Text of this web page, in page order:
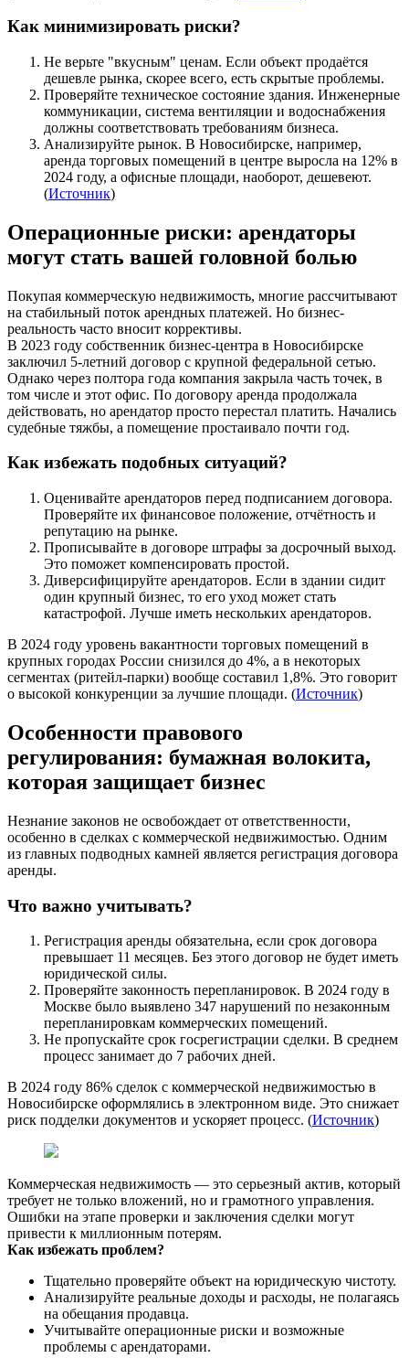
Как минимизировать риски?
Не верьте "вкусным" ценам. Если объект продаётся
дешевле рынка, скорее всего, есть скрытые проблемы.
Проверяйте техническое состояние здания. Инженерные
коммуникации, система вентиляции и водоснабжения
должны соответствовать требованиям бизнеса.
Анализируйте рынок. В Новосибирске, например,
аренда торговых помещений в центре выросла на 12% в
2024 году, а офисные площади, наоборот, дешевеют.
(Источник)
Операционные риски: арендаторы
могут стать вашей головной болью
Покупая коммерческую недвижимость, многие рассчитывают
на стабильный поток арендных платежей. Но бизнес-
реальность часто вносит коррективы.
В 2023 году собственник бизнес-центра в Новосибирске
заключил 5-летний договор с крупной федеральной сетью.
Однако через полтора года компания закрыла часть точек, в
том числе и этот офис. По договору аренда продолжала
действовать, но арендатор просто перестал платить. Начались
судебные тяжбы, а помещение простаивало почти год.
Как избежать подобных ситуаций?
Оценивайте арендаторов перед подписанием договора.
Проверяйте их финансовое положение, отчётность и
репутацию на рынке.
Прописывайте в договоре штрафы за досрочный выход.
Это поможет компенсировать простой.
Диверсифицируйте арендаторов. Если в здании сидит
один крупный бизнес, то его уход может стать
катастрофой. Лучше иметь нескольких арендаторов.
В 2024 году уровень вакантности торговых помещений в
крупных городах России снизился до 4%, а в некоторых
сегментах (ритейл-парки) вообще составил 1,8%. Это говорит
о высокой конкуренции за лучшие площади. (Источник)
Особенности правового
регулирования: бумажная волокита,
которая защищает бизнес
Незнание законов не освобождает от ответственности,
особенно в сделках с коммерческой недвижимостью. Одним
из главных подводных камней является регистрация договора
аренды.
Что важно учитывать?
Регистрация аренды обязательна, если срок договора
превышает 11 месяцев. Без этого договор не будет иметь
юридической силы.
Проверяйте законность перепланировок. В 2024 году в
Москве было выявлено 347 нарушений по незаконным
перепланировкам коммерческих помещений.
Не пропускайте срок госрегистрации сделки. В среднем
процесс занимает до 7 рабочих дней.
В 2024 году 86% сделок с коммерческой недвижимостью в
Новосибирске оформлялись в электронном виде. Это снижает
риск подделки документов и ускоряет процесс. (Источник)
Коммерческая недвижимость — это серьезный актив, который
требует не только вложений, но и грамотного управления.
Ошибки на этапе проверки и заключения сделки могут
привести к миллионным потерям.
Как избежать проблем?
Тщательно проверяйте объект на юридическую чистоту.
Анализируйте реальные доходы и расходы, не полагаясь
на обещания продавца.
Учитывайте операционные риски и возможные
проблемы с арендаторами.